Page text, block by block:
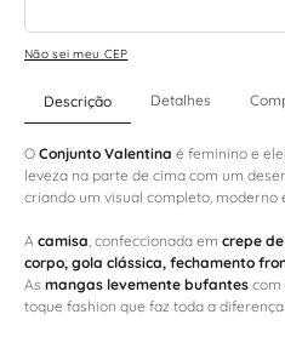
Não sei meu CEP
Descrição Detalhes
O Conjunto Valentina é feminino e
leveza na parte de cima com um
criando um visual completo, moderno
A camisa, confeccionada em crepe
corpo, gola clássica, fechamento
As mangas levemente bufantes com
toque fashion que faz toda a